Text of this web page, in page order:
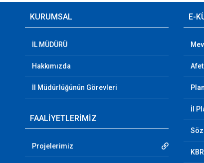
KURUMSAL
İL MÜDÜRÜ
Hakkımızda
İl Müdürlüğünün Görevleri
FAALİYETLERİMİZ
Projelerimiz
E-
İl